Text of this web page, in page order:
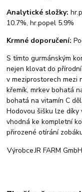
Analytické složky:
10.7%, hr.popel 5.9%
Krmné doporučení:
S tímto gurmánským
nejen klovat do
v meziprostorech mezi
křemík, mrkev bohatá
bohatá na vitamín C
Hodovou šišku lze
vhodná ke kompletní
přirozené otírání
VýrobceJR FARM GmbH